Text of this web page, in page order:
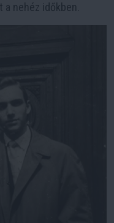
nehéz időkben.